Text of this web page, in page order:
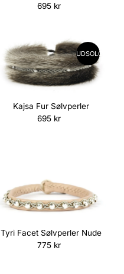
Normalpris
695 kr
UDSOLGT
Kajsa Fur Sølvperler
Normalpris
695 kr
Tyri Facet Sølvperler Nude
Normalpris
775 kr